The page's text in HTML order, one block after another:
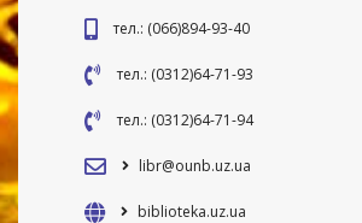
тел.: (066)894-93-40
тел.: (0312)64-71-93
тел.: (0312)64-71-94
libr@ounb.uz.ua
biblioteka.uz.ua